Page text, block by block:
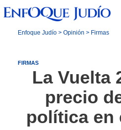
Enfoque Judío> Opinión > Firmas
FIRMAS
La Vuelta
precio
política en